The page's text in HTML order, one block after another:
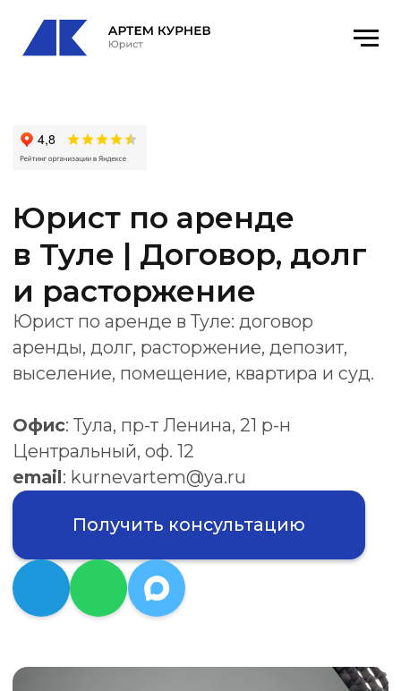
Юрист по аренде
и расторжение
Юрист по аренде в Туле: договор
аренды, долг, расторжение, депозит,
выселение, помещение, квартира и суд.
Офис: Тула, пр-т Ленина, 21 р-н
Центральный, оф. 12
email : kurnevartem@ya.ru
Получить консультацию